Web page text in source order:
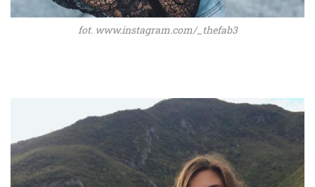
fot. www.instagram.com/_thefab3